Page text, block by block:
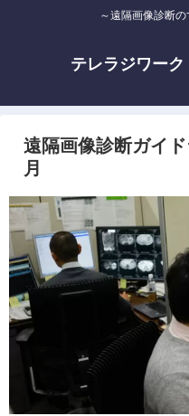
～遠隔画像診断
テレラジワー
遠隔画像診断ガイ
月